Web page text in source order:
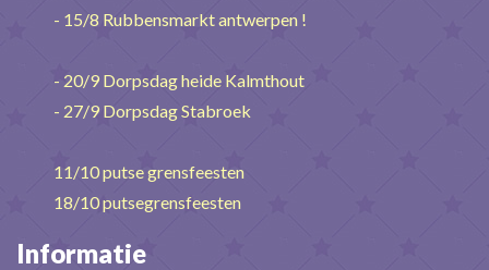
- 15/8 Rubbensmarkt antwerpen !
- 20/9 Dorpsdag heide Kalmthout
- 27/9 Dorpsdag Stabroek
11/10 putse grensfeesten
18/10 putsegrensfeesten
Informatie